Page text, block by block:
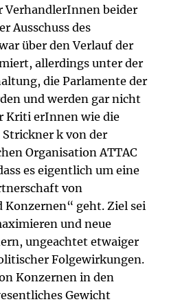
VerhandlerInnen beider
Ausschuss des
über den Verlauf der
allerdings unter der
die Parlamente der
und werden gar nicht
Kriti­ erInnen wie die
k von der
Organisation ATTAC
es eigentlich um eine
von
geht. Ziel sei
und neue
ungeachtet etwaiger
Folgewirkungen.
Konzernen in den
Gewicht